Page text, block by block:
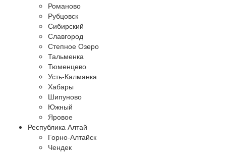
Романово
Рубцовск
Сибирский
Славгород
Степное Озеро
Тальменка
Тюменцево
Усть-Калманка
Хабары
Шипуново
Южный
Яровое
Республика Алтай
Горно-Алтайск
Чендек